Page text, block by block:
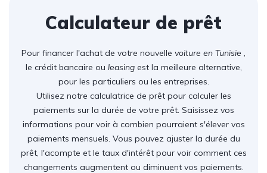
Calculateur de prêt
Pour financer l'achat de votre nouvelle voiture en Tunisie ,
le crédit bancaire ou leasingest la meilleure alternative,
pour les particuliers ou les entreprises.
Utilisez notre calculatrice de prêt pour calculer les
paiements sur la durée de votre prêt. Saisissez vos
informations pour voir à combien pourraient s'élever vos
paiements mensuels. Vous pouvez ajuster la durée du
prêt, l'acompte et le taux d'intérêt pour voir comment ces
changements augmentent ou diminuent vos paiements.